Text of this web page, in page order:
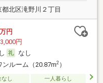
都北区滝野川２丁目
万円
円
なし
ンルーム（20.87m2）
し
一人暮らし